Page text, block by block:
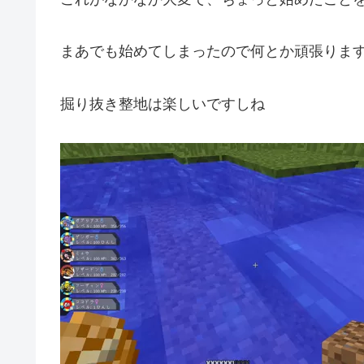
まあでも始めてしまったので何とか頑張りま
掘り抜き整地は楽しいですしね